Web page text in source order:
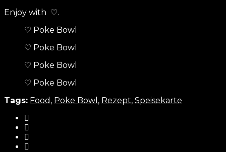
Enjoy with ♡.
♡ Poke Bowl
♡ Poke Bowl
♡ Poke Bowl
♡ Poke Bowl
Tags: Food , Poke Bowl , Rezept, Speisekarte